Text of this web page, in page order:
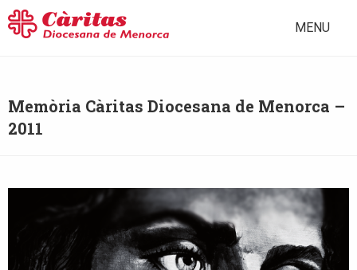
MENU
Memòria Càritas Diocesana de Menorca –
2011